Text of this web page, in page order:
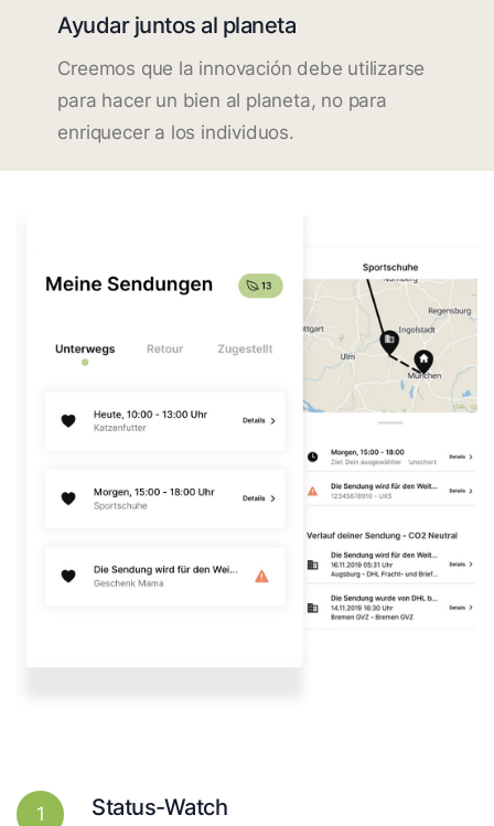
Ayudar juntos al planeta
Creemos que la innovación debe utilizarse
para hacer un bien al planeta, no para
enriquecer a los individuos.
1 Status-Watch